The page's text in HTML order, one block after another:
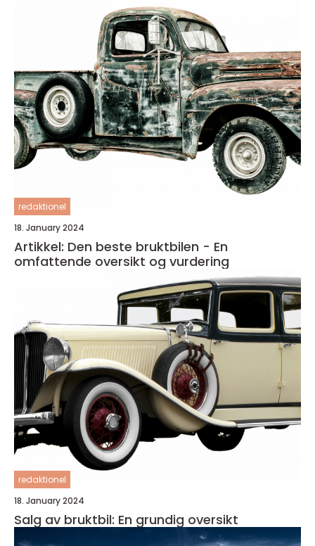
redaktionel
18. January 2024
Artikkel: Den beste bruktbilen - En
omfattende oversikt og vurdering
redaktionel
18. January 2024
Salg av bruktbil: En grundig oversikt